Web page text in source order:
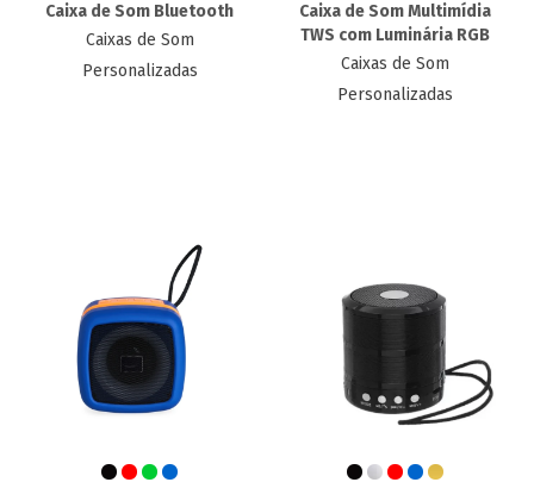
Caixa de Som Bluetooth
Caixas de Som
Personalizadas
Caixa de Som Multimídia
TWS com Luminária RGB
Caixas de Som
Personalizadas